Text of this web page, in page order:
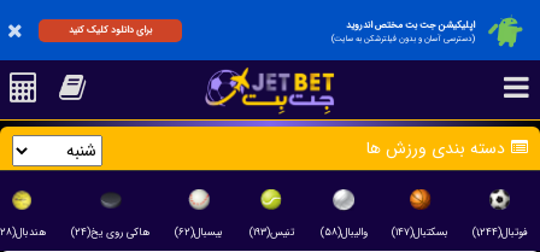
اپلیکیشن جت بت مختص اندروید
(دسترسی آسان و بدون فیلترشکن به سایت)
برای دانلود کلیک کنید
دسته بندی ورزش ها
فوتبال(۱,۲۴۴) بسکتبال(۱۴۷) والیبال(۵۸) تنیس(۱۹۳) بیسبال(۶۲) هاکی روی یخ(۲۴) هندبال(۲۸)